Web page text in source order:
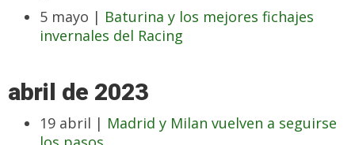
5 mayo | Baturina y los mejores fichajes
invernales del Racing
abril de 2023
19 abril | Madrid y Milan vuelven a seguirse